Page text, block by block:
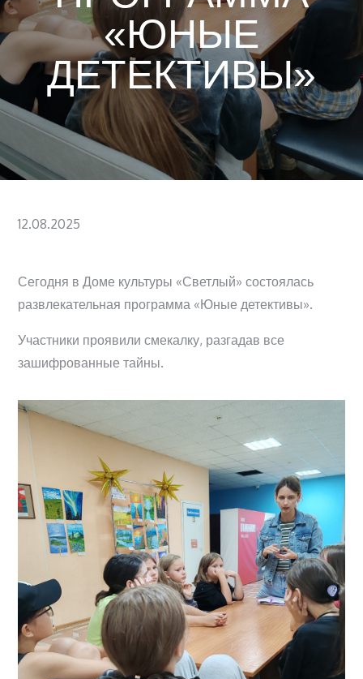
«ЮНЫЕ
ДЕТЕКТИВЫ»
Posted
12.08.2025
Сегодня в Доме культуры «Светлый» состоялась
развлекательная программа «Юные детективы».
Участники проявили смекалку, разгадав все
зашифрованные тайны.